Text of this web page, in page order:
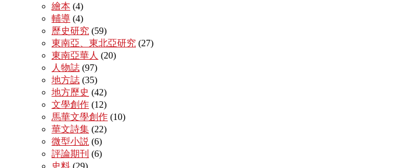
繪本 (4)
輔導 (4)
歷史研究 (59)
東南亞、東北亞研究 (27)
東南亞華人 (20)
人物誌 (97)
地方誌 (35)
地方歷史 (42)
文學創作 (12)
馬華文學創作 (10)
華文詩集 (22)
微型小説 (6)
評論期刊 (6)
史料 (29)